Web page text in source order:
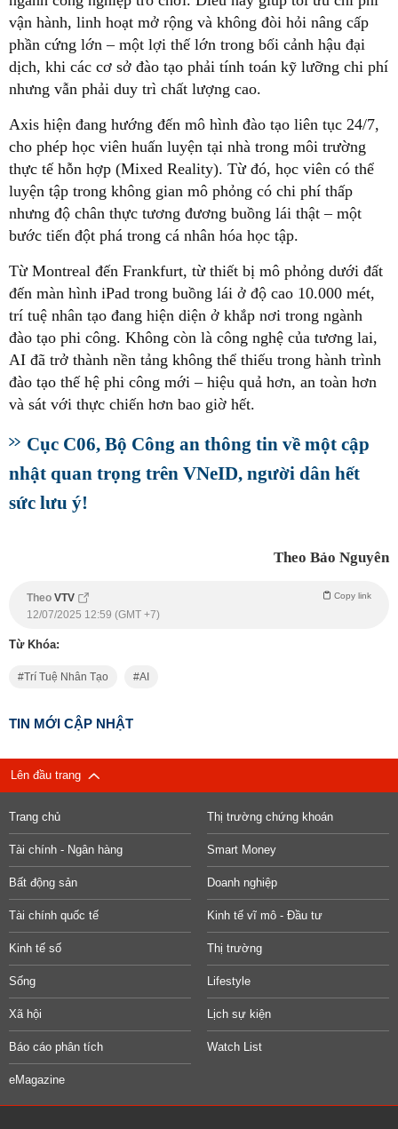
vận hành, linh hoạt mở rộng và không đòi hỏi nâng cấp
phần cứng lớn – một lợi thế lớn trong bối cảnh hậu đại
dịch, khi các cơ sở đào tạo phải tính toán kỹ lưỡng chi phí
nhưng vẫn phải duy trì chất lượng cao.
Axis hiện đang hướng đến mô hình đào tạo liên tục 24/7,
cho phép học viên huấn luyện tại nhà trong môi trường
thực tế hỗn hợp (Mixed Reality). Từ đó, học viên có thể
luyện tập trong không gian mô phỏng có chi phí thấp
nhưng độ chân thực tương đương buồng lái thật – một
bước tiến đột phá trong cá nhân hóa học tập.
Từ Montreal đến Frankfurt, từ thiết bị mô phỏng dưới đất
đến màn hình iPad trong buồng lái ở độ cao 10.000 mét,
trí tuệ nhân tạo đang hiện diện ở khắp nơi trong ngành
đào tạo phi công. Không còn là công nghệ của tương lai,
AI đã trở thành nền tảng không thể thiếu trong hành trình
đào tạo thế hệ phi công mới – hiệu quả hơn, an toàn hơn
và sát với thực chiến hơn bao giờ hết.
Cục C06, Bộ Công an thông tin về một cập
nhật quan trọng trên VNeID, người dân hết
sức lưu ý!
Theo Bảo Nguyên
Theo VTV Copy link
12/07/2025 12:59 (GMT +7)
Từ Khóa:
Trí Tuệ Nhân Tạo AI
TIN MỚI CẬP NHẬT
Lên đầu trang
Trang chủ Thị trường chứng khoán
Tài chính - Ngân hàng Smart Money
Bất động sản Doanh nghiệp
Tài chính quốc tế Kinh tế vĩ mô - Đầu tư
Kinh tế số Thị trường
Sống Lifestyle
Xã hội Lịch sự kiện
Báo cáo phân tích Watch List
eMagazine